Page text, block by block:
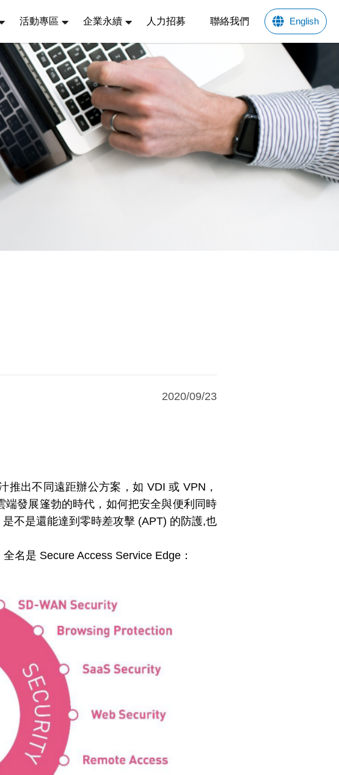
活動專區 企業永續 人力招募 聯絡我們 English
2020/09/23
出不同遠距辦公方案，如 VDI 或 VPN，
發展篷勃的時代，如何把安全與便利同時
不是還能達到零時差攻擊 (APT) 的防護,也
名是 Secure Access Service Edge：